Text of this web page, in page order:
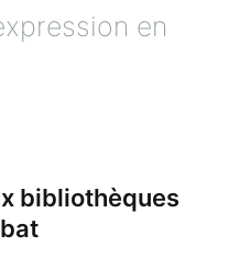
en
bibliothèques